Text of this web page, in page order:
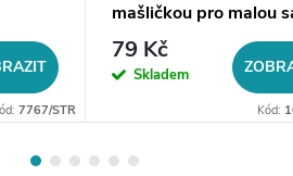
7767/STR
mašličkou pro malou
šperků
79 Kč
Skladem
Kód: